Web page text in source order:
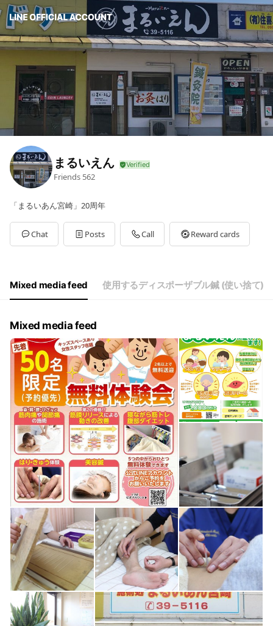
まるいえん
Friends 562
「まるいあん宮崎」20周年
Chat Posts Call Reward cards
Mixed media feed 使用するディスポーザブル鍼 (使い捨て)
Mixed media feed